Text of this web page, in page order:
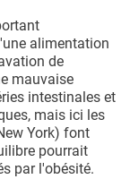
alimentation
de
mauvaise
intestinales et
mais ici les
York) font
pourrait
par l'obésité.